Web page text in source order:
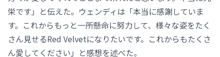
栄です」と伝えた。ウェンディは「本当に感謝していま
す。これからもっと一所懸命に努力して、様々な姿をたく
さん見せるRed Velvetになりたいです。これからもたくさ
ん愛してください」と感想を述べた。